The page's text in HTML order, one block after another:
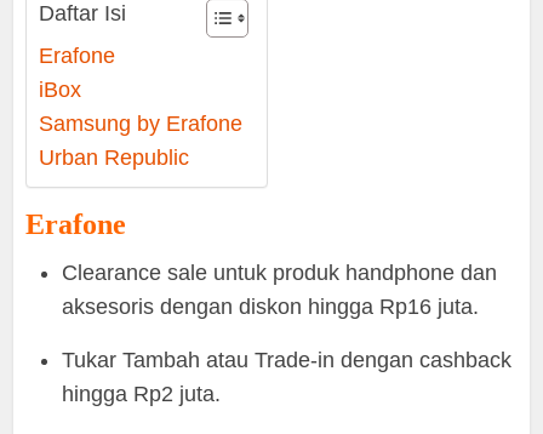
Daftar Isi
Erafone
iBox
Samsung by Erafone
Urban Republic
Erafone
Clearance sale untuk produk handphone dan
aksesoris dengan diskon hingga Rp16 juta.
Tukar Tambah atau Trade-in dengan cashback
hingga Rp2 juta.